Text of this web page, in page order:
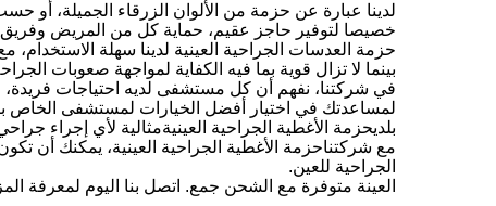
لدينا عبارة عن حزمة من الألوان الزرقاء الجميلة، أو
خصيصا لتوفير حاجز عقيم، حماية كل من المريض وفريق
حزمة العدسات الجراحية العينية لدينا سهلة
بينما لا تزال قوية بما فيه الكفاية لمواجهة صعوبات
لمساعدتك في اختيار أفضل الخيارات لمستشفى
بلديحزمة الأغطية الجراحية العينيةمثالية لأي إجراء
مع شركتناحزمة الأغطية الجراحية العينية، يمكنك أن
الجراحية للعين.
العينة متوفرة مع الشحن جمع. اتصل بنا اليوم لمعرفة